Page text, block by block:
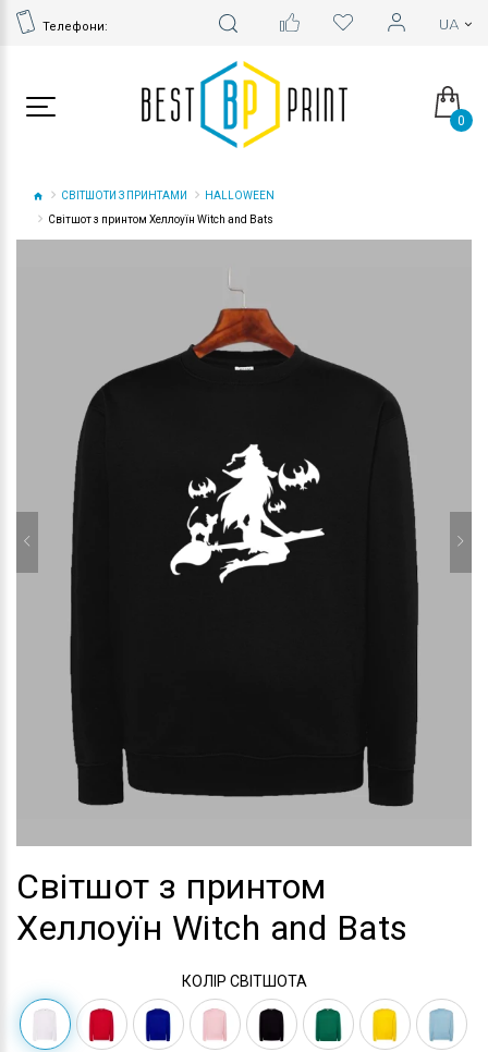
Телефони:
0
СВІТШОТИ З ПРИНТАМИ
HALLOWEEN
Світшот з принтом Хеллоуїн Witch and Bats
Світшот з принтом
Хеллоуїн Witch and Bats
КОЛІР СВІТШОТА